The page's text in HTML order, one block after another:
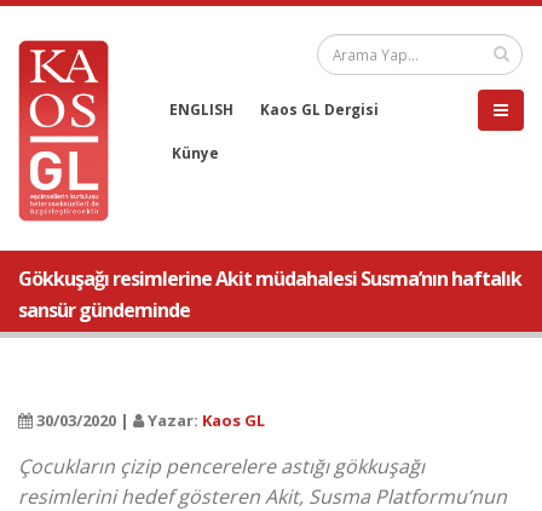
ENGLISH Kaos GL Dergisi
Künye
Gökkuşağı resimlerine Akit müdahalesi Susma’nın haftalık
sansür gündeminde
30/03/2020 | Yazar: Kaos GL
Çocukların çizip pencerelere astığı gökkuşağı
resimlerini hedef gösteren Akit, Susma Platformu’nun